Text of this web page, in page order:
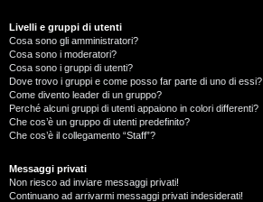
Livelli e gruppi di utenti
Cosa sono gli amministratori?
Cosa sono i moderatori?
Cosa sono i gruppi di utenti?
Dove trovo i gruppi e come posso far parte di uno di essi?
Come divento leader di un gruppo?
Perché alcuni gruppi di utenti appaiono in colori differenti?
Che cos’è un gruppo di utenti predefinito?
Che cos’è il collegamento “Staff”?
Messaggi privati
Non riesco ad inviare messaggi privati!
Continuano ad arrivarmi messaggi privati indesiderati!